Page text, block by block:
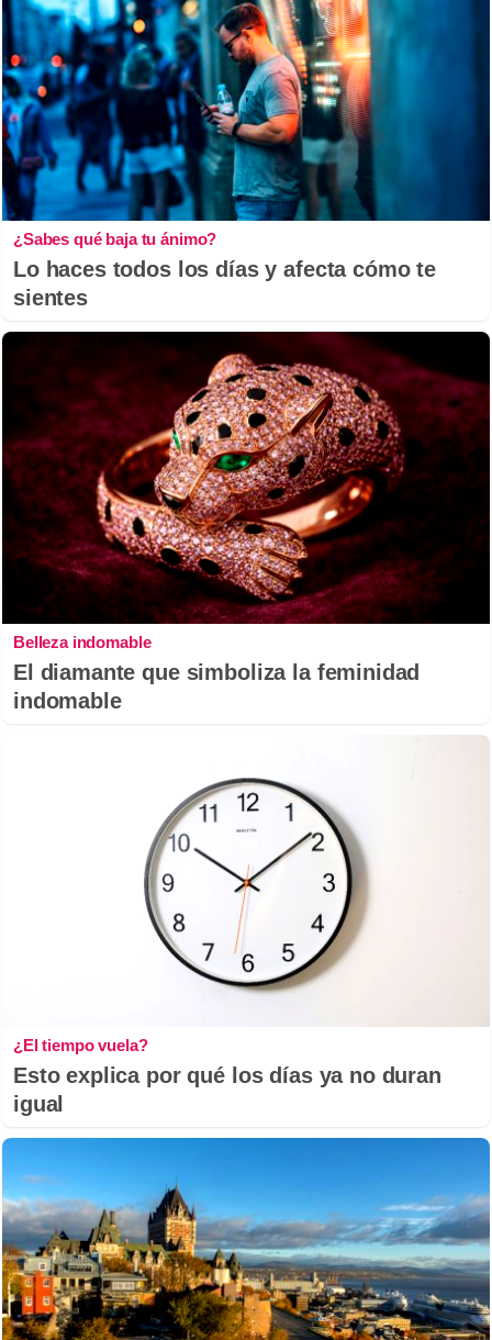
¿Sabes qué baja tu ánimo?
Lo haces todos los días y afecta cómo te
sientes
Belleza indomable
El diamante que simboliza la feminidad
indomable
¿El tiempo vuela?
Esto explica por qué los días ya no duran
igual